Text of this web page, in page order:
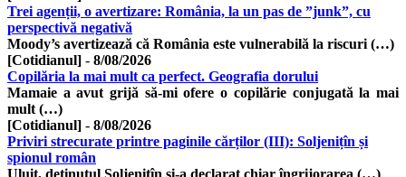
Trei agenții, o avertizare: România, la un pas de ”junk”, cu
perspectivă negativă
Moody’s avertizează că România este vulnerabilă la riscuri (…)
[Cotidianul] - 8/08/2026
Copilăria la mai mult ca perfect. Geografia dorului
Mamaie a avut grijă să-mi ofere o copilărie conjugată la mai
mult (…)
[Cotidianul] - 8/08/2026
Priviri strecurate printre paginile cărților (III): Soljenițîn și
spionul român